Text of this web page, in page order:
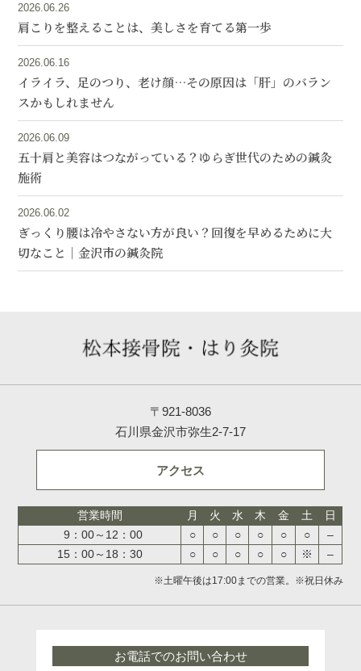
2026.06.26
肩こりを整えることは、美しさを育てる第一歩
2026.06.16
イライラ、足のつり、老け顔…その原因は「肝」のバラン
スかもしれません
2026.06.09
五十肩と美容はつながっている？ゆらぎ世代のための鍼灸
施術
2026.06.02
ぎっくり腰は冷やさない方が良い？回復を早めるために大
切なこと｜金沢市の鍼灸院
〒921-8036
石川県金沢市弥生2-7-17
アクセス
営業時間 月 火 水 木 金 土
日
9：00～12：00
○ ○ ○ ○ ○ ○
–
15：00～18：30
○ ○ ○ ○ ○ ※ –
※土曜午後は17:00までの営業。※祝日休み
お電話でのお問い合わせ